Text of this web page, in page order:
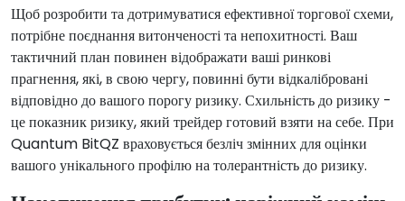
Щоб розробити та дотримуватися ефективної торгової схеми,
потрібне поєднання витонченості та непохитності. Ваш
тактичний план повинен відображати ваші ринкові
прагнення, які, в свою чергу, повинні бути відкалібровані
відповідно до вашого порогу ризику. Схильність до ризику -
це показник ризику, який трейдер готовий взяти на себе. При
Quantum BitQZ враховується безліч змінних для оцінки
вашого унікального профілю на толерантність до ризику.